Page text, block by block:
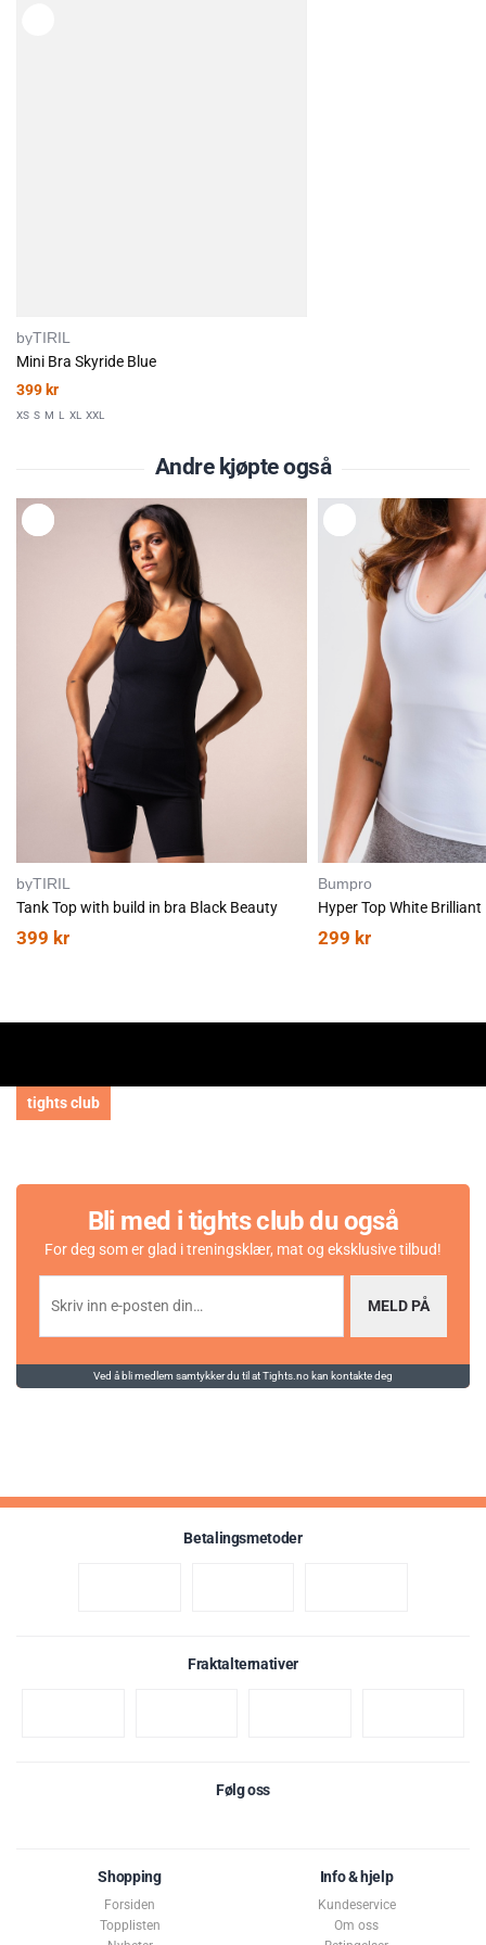
byTIRIL
Mini Bra Skyride Blue
399 kr
XS S M L XL XXL
Andre kjøpte også
byTIRIL
Tank Top with build in bra Black Beauty
399 kr
Bumpro
Hyper Top White Brilliant
299 kr
tights club
Bli med i tights club du også
For deg som er glad i treningsklær, mat og eksklusive tilbud!
MELD PÅ
Ved å bli medlem samtykker du til at Tights.no kan kontakte deg
Betalingsmetoder
Fraktalternativer
Følg oss
Shopping
Forsiden
Topplisten
Info & hjelp
Kundeservice
Om oss